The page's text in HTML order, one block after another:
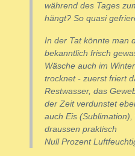
während des Tages
hängt? So quasi
In der Tat könnte man
bekanntlich frisch
Wäsche auch im
trocknet - zuerst friert
Restwasser, das
der Zeit verdunstet
auch Eis
draussen praktisch
Null Prozent